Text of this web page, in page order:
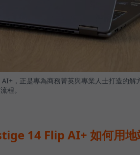
，正是專為商務菁英與專業人士打造的解
程。
14 Flip AI+ 如何用